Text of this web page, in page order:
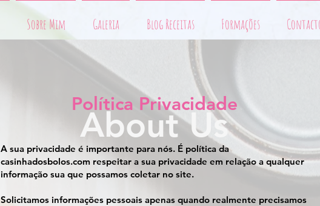
Sobre Mim Galeria Blog Receitas Formações
About Us
Política Privacidade
A sua privacidade é importante para nós. É política da
casinhadosbolos.com respeitar a sua privacidade em relação a qualquer
informação sua que possamos coletar no site.
Solicitamos informações pessoais apenas quando realmente precisamos